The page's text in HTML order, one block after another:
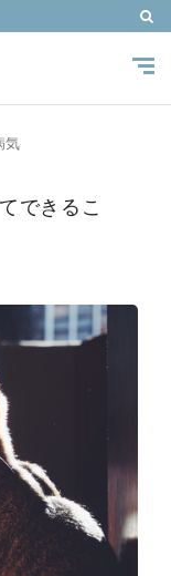
気
できるこ